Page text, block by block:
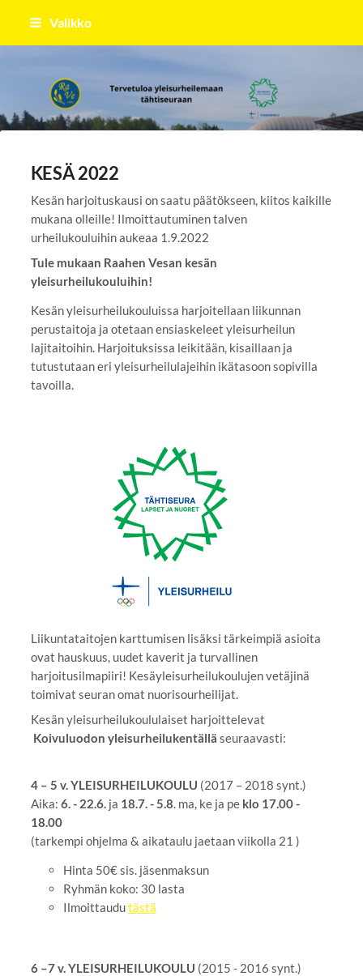
Siirry
Valikko
Raahen Vesa
KESÄ 2022
Kesän harjoituskausi on saatu päätökseen, kiitos kaikille
mukana olleille! Ilmoittautuminen talven
urheilukouluihin aukeaa 1.9.2022
Tule mukaan Raahen Vesan kesän
yleisurheilukouluihin!
Kesän yleisurheilukouluissa harjoitellaan liikunnan
perustaitoja ja otetaan ensiaskeleet yleisurheilun
lajitaitoihin. Harjoituksissa leikitään, kisaillaan ja
tutustutaan eri yleisurheilulajeihin ikätasoon sopivilla
tavoilla.
Liikuntataitojen karttumisen lisäksi tärkeimpiä asioita
ovat hauskuus, uudet kaverit ja turvallinen
harjoitusilmapiiri! Kesäyleisurheilukoulujen vetäjinä
toimivat seuran omat nuorisourheilijat.
Kesän yleisurheilukoululaiset harjoittelevat
Koivuluodon yleisurheilukentällä seuraavasti:
4 – 5 v. YLEISURHEILUKOULU (2017 – 2018 synt.)
Aika: 6. - 22.6. ja 18.7. - 5.8. ma, ke ja pe klo 17.00 -
18.00
(tarkempi ohjelma & aikataulu jaetaan viikolla 21 )
Hinta 50€ sis. jäsenmaksun
Ryhmän koko: 30 lasta
Ilmoittaudutästä
6 –7 v. YLEISURHEILUKOULU (2015 - 2016 synt.)